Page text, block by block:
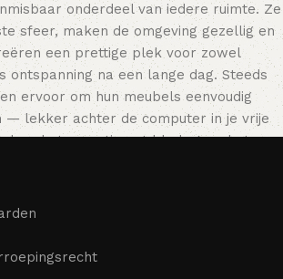
onderdeel van iedere ruimte. Ze
sfeer, maken de omgeving gezellig en
een prettige plek voor zowel
ontspanning na een lange dag. Steeds
ervoor om hun meubels eenvoudig
— lekker achter de computer in je vrije
door het assortiment bladert en het
bij je past. Onze online winkel biedt
met meubels voor zowel thuis als
een moderne vorm van kunst